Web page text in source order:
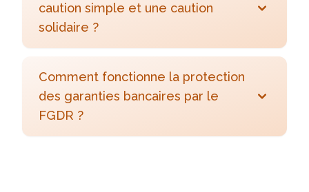
caution simple et une caution
solidaire ?
Comment fonctionne la protection
des garanties bancaires par le
FGDR ?